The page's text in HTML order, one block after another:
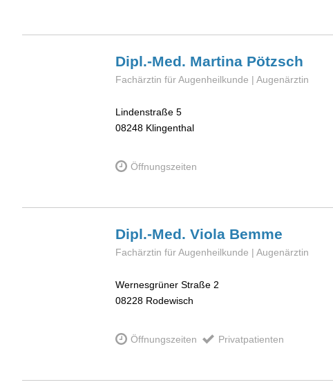
Dipl.-Med. Martina Pötzsch
Fachärztin für Augenheilkunde | Augenärztin
Lindenstraße 5
08248 Klingenthal
Öffnungszeiten
Dipl.-Med. Viola Bemme
Fachärztin für Augenheilkunde | Augenärztin
Wernesgrüner Straße 2
08228 Rodewisch
Öffnungszeiten Privatpatienten